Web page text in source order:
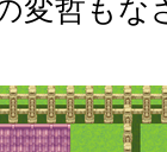
変哲も